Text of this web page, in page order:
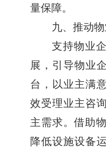
量保障。
九、推动
支持物业
展，引导物业
台，以业主满
效受理业主咨
主需求。借助物
降低设施设备